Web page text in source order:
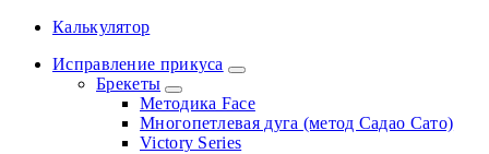
Калькулятор
Исправление прикуса
Брекеты
Методика Face
Многопетлевая дуга (метод Садао Сато)
Victory Series